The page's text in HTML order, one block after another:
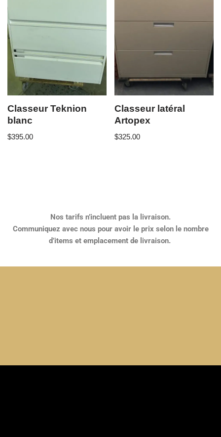
Classeur Teknion
blanc
$395.00
Classeur latéral
Artopex
$325.00
Nos tarifs n’incluent pas la livraison.
Communiquez avec nous pour avoir le prix selon le nombre
d’items et emplacement de livraison.